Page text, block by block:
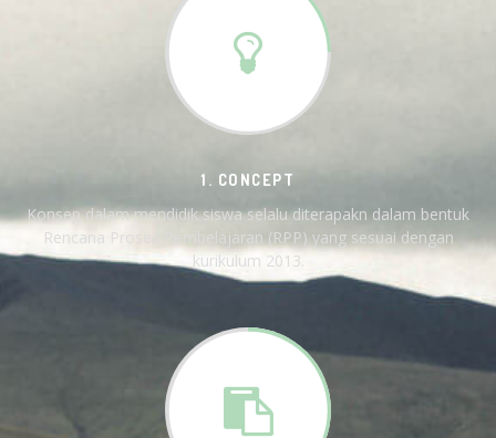
1. CONCEPT
Konsep dalam mendidik siswa selalu diterapakn dalam bentuk
Rencana Proses Pembelajaran (RPP) yang sesuai dengan
kurikulum 2013.